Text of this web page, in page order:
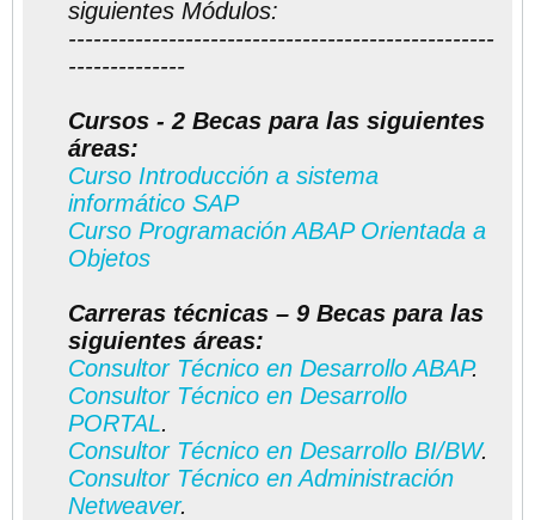
siguientes Módulos:
---------------------------------------------------
--------------
Cursos - 2 Becas para las siguientes
áreas:
Curso Introducción a sistema
informático SAP
Curso Programación ABAP Orientada a
Objetos
Carreras técnicas – 9 Becas para las
siguientes áreas:
Consultor Técnico en Desarrollo ABAP.
Consultor Técnico en Desarrollo
PORTAL.
Consultor Técnico en Desarrollo BI/BW.
Consultor Técnico en Administración
Netweaver.